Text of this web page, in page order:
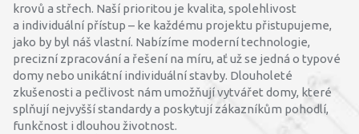
krovů a střech. Naší prioritou je kvalita, spolehlivost
a individuální přístup – ke každému projektu přistupujeme,
jako by byl náš vlastní. Nabízíme moderní technologie,
precizní zpracování a řešení na míru, ať už se jedná o typové
domy nebo unikátní individuální stavby. Dlouholeté
zkušenosti a pečlivost nám umožňují vytvářet domy, které
splňují nejvyšší standardy a poskytují zákazníkům pohodlí,
funkčnost i dlouhou životnost.